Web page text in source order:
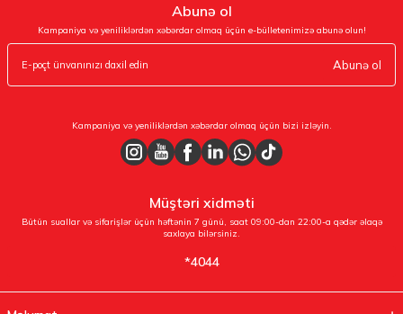
Abunə ol
Kampaniya və yeniliklərdən xəbərdar olmaq üçün e-bülletenimizə abunə olun!
Abunə ol
Kampaniya və yeniliklərdən xəbərdar olmaq üçün bizi izləyin.
Müştəri xidməti
Bütün suallar və sifarişlər üçün həftənin 7 günü, saat 09:00-dan 22:00-a qədər əlaqə
saxlaya bilərsiniz.
*4044